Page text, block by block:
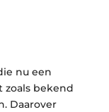
nu een
zoals bekend
Daarover